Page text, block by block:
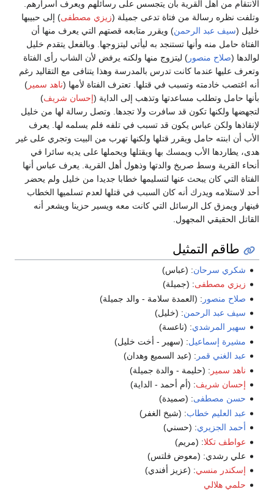
الانتقام من أهل القرية بأن يتجسس على رسائلهم ويعرف أسرارهم.
وتلفت نظره رسالة من فتاة تدعى جميلة (زيزي مصطفى) إلى حبيبها
خليل (سيف عبد الرحمن) ويقرر متابعه قصتهم التي يعرف منها أن
الفتاة حامل منه وأنها تستنجد به ليأتي ليتزوجها. وبالفعل يتقدم خليل
لوالدها (صلاح منصور ) ليتزوج منها ولكنه يرفض لأن الشاب رأى الفتاة
وتعرف عليها عندما كانت تدرس بالمدرسة وهذا يتنافى مع التقاليد رغم
أنه اغتصب خادمته وتسبب في قتلها. تعترف الفتاة لأمها (ناهد سمير )
بأنها حامل وتطلب مساعدتها وتذهب إلى الداية (إحسان شريف)
لتجهضها ولكنها تكون قد سافرت ولا تجدها. وتصل رسالة لها من خليل
لإنقاذها ولكن عباس يكون قد تسبب في تلفه فلم يسلمه لها. يعرف
الأب أن ابنته حامل ويقرر قتلها ولكنها تهرب من البيت وتجري على غير
هدى، يطاردها الأب ويمسك بها ويقتلها ويحملها على يديه سائرا في
أنحاء القرية وسط صريخ والدتها وذهول أهل القرية. يعرف عباس أنها
الفتاة التي كان يبحث عنها لتسليمها خطابا جديدا من خليل ولم يحضر
أحد لاستلامه ويدرك أنه كان السبب في قتلها لعدم تسلميها الخطاب
فينهار ويمزق كل الرسائل التي كانت معه ويسير حزينا ويشعر أنه
القاتل الحقيقي المجهول.
طاقم التمثيل
شكري سرحان: (عباس)
زيزي مصطفى: (جميلة)
صلاح منصور : (العمدة سلامة - والد جميلة)
سيف عبد الرحمن: (خليل)
سهير المرشدي: (ناعسة)
مشيرة إسماعيل: (سهير - أخت خليل)
عبد الغني قمر : (عبد السميع وهدان)
ناهد سمير : (حليمة - والدة جميلة)
إحسان شريف: (أم أحمد - الداية)
حسن مصطفى: (صميدة)
عبد العليم خطاب: (شيخ الغفر)
أحمد الجزيري: (حسني)
عواطف تكلا: (مريم)
علي رشدي: (معوض فلتس)
إسكندر منسي: (عزيز أفندي)
حلمي هلالي